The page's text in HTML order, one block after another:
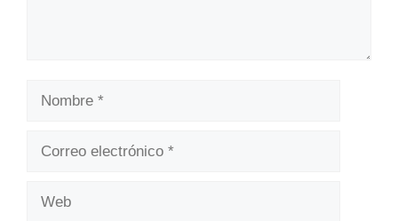
Nombre
Correo
Web